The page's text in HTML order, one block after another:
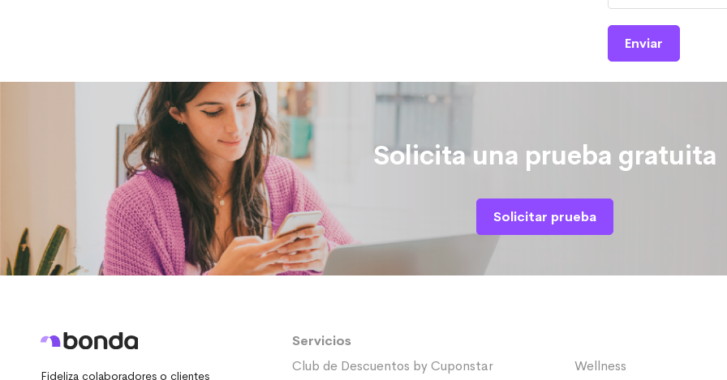
Solicita una prueba gratuita
Solicitar prueba
Fideliza colaboradores o clientes
Servicios
Club de Descuentos by Cuponstar
Wellness